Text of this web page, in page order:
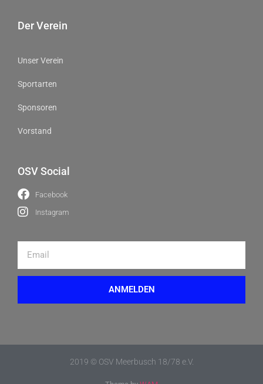
Der Verein
Unser Verein
Sportarten
Sponsoren
Vorstand
OSV Social
Facebook
Instagram
ANMELDEN
2019 © OSV Meerbusch 18/78 e.V.